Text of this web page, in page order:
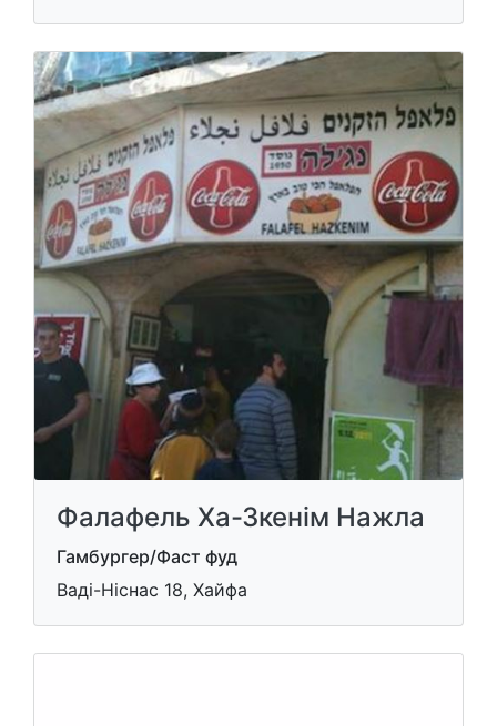
Фалафель Ха-Зкенім Нажла
Гамбургер/Фаст фуд
Ваді-Ніснас 18, Хайфа